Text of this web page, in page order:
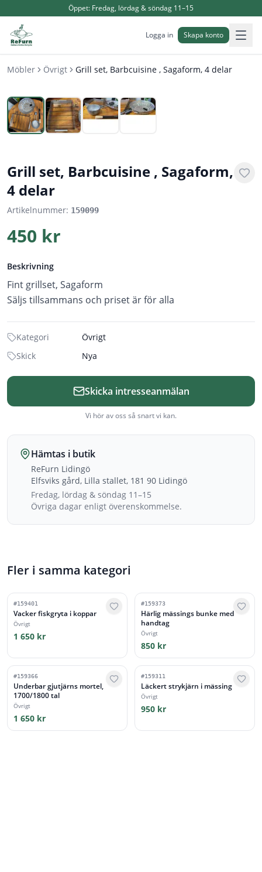
Öppet: Fredag, lördag & söndag 11–15
Logga in Skapa konto
Möbler Övrigt Grill set, Barbcuisine , Sagaform, 4 delar
1
Grill set, Barbcuisine , Sagaform,
4 delar
Artikelnummer: 159099
450 kr
Beskrivning
Fint grillset, Sagaform
Säljs tillsammans och priset är för alla
Kategori
Övrigt
Skick
Nya
Skicka intresseanmälan
Vi hör av oss så snart vi kan.
Hämtas i butik
ReFurn Lidingö
Elfsviks gård, Lilla stallet, 181 90 Lidingö
Fredag, lördag & söndag 11–15
Övriga dagar enligt överenskommelse.
Fler i samma kategori
#159401
Vacker fiskgryta i koppar
Övrigt
1 650 kr
#159373
Härlig mässings bunke med
handtag
Övrigt
850 kr
#159366
Underbar gjutjärns mortel,
1700/1800 tal
Övrigt
1 650 kr
#159311
Läckert strykjärn i mässing
Övrigt
950 kr